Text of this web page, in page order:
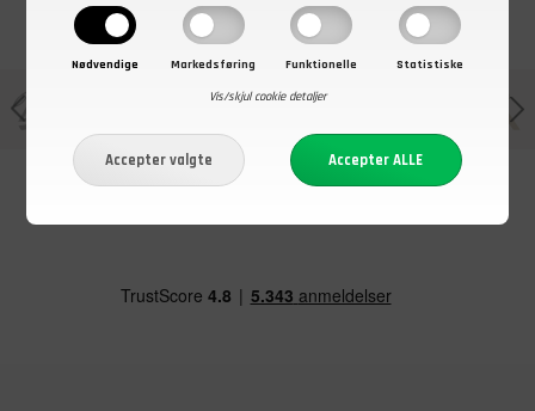
Nødvendige Markedsføring Funktionelle
Statistiske
Vis/skjul cookie detaljer